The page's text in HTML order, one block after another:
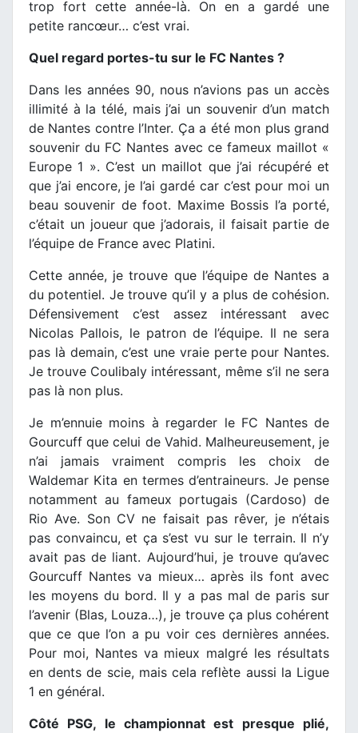
trop fort cette année-là. On en a gardé une
petite rancœur… c’est vrai.
Quel regard portes-tu sur le FC Nantes ?
Dans les années 90, nous n’avions pas un accès
illimité à la télé, mais j’ai un souvenir d’un match
de Nantes contre l’Inter. Ça a été mon plus grand
souvenir du FC Nantes avec ce fameux maillot «
Europe 1 ». C’est un maillot que j’ai récupéré et
que j’ai encore, je l’ai gardé car c’est pour moi un
beau souvenir de foot. Maxime Bossis l’a porté,
c’était un joueur que j’adorais, il faisait partie de
l’équipe de France avec Platini.
Cette année, je trouve que l’équipe de Nantes a
du potentiel. Je trouve qu’il y a plus de cohésion.
Défensivement c’est assez intéressant avec
Nicolas Pallois, le patron de l’équipe. Il ne sera
pas là demain, c’est une vraie perte pour Nantes.
Je trouve Coulibaly intéressant, même s’il ne sera
pas là non plus.
Je m’ennuie moins à regarder le FC Nantes de
Gourcuff que celui de Vahid. Malheureusement, je
n’ai jamais vraiment compris les choix de
Waldemar Kita en termes d’entraineurs. Je pense
notamment au fameux portugais (Cardoso) de
Rio Ave. Son CV ne faisait pas rêver, je n’étais
pas convaincu, et ça s’est vu sur le terrain. Il n’y
avait pas de liant. Aujourd’hui, je trouve qu’avec
Gourcuff Nantes va mieux… après ils font avec
les moyens du bord. Il y a pas mal de paris sur
l’avenir (Blas, Louza…), je trouve ça plus cohérent
que ce que l’on a pu voir ces dernières années.
Pour moi, Nantes va mieux malgré les résultats
en dents de scie, mais cela reflète aussi la Ligue
1 en général.
Côté PSG, le championnat est presque plié,